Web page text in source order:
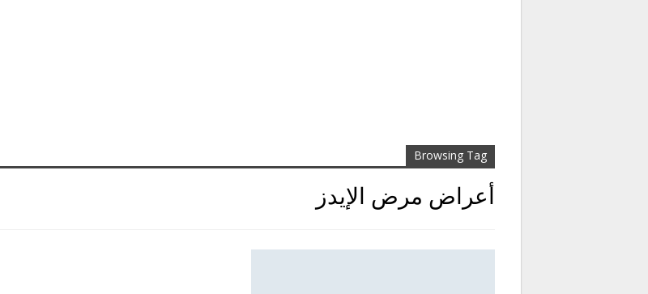
Browsing Tag
أعراض مرض الإيدز